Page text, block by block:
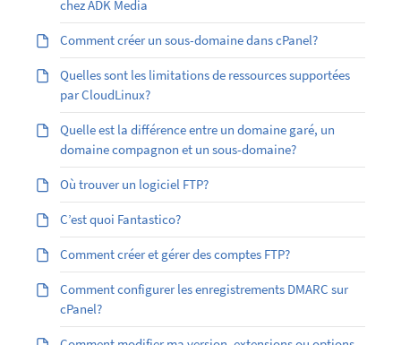
chez ADK Media
Comment créer un sous-domaine dans cPanel?
Quelles sont les limitations de ressources supportées
par CloudLinux?
Quelle est la différence entre un domaine garé, un
domaine compagnon et un sous-domaine?
Où trouver un logiciel FTP?
C’est quoi Fantastico?
Comment créer et gérer des comptes FTP?
Comment configurer les enregistrements DMARC sur
cPanel?